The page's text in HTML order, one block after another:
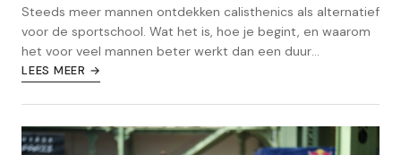
Steeds meer mannen ontdekken calisthenics als alternatief
voor de sportschool. Wat het is, hoe je begint, en waarom
het voor veel mannen beter werkt dan een duur
sportschoolabonnement.
LEES MEER →